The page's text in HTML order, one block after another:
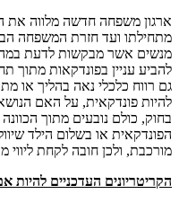
ארגון משפחה חדשה מלווה את
מתחילתו ועד חזרת המשפחה
מנשים אשר מבקשות לדעת במה
להביע עניין בפונדקאות מתוך
גם רווח כלכלי נאה בהליך או
להיות פונדקאית, על האם
בחוק, כולם נובעים מתוך
הפונדקאית או בשלום הילד
מורכבת, ולכן חובה לקחת ליווי
הקריטריונים העדכניים להיות